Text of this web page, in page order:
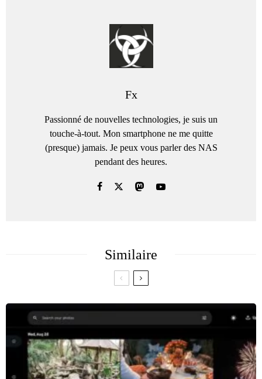
Fx
Passionné de nouvelles technologies, je suis un
touche-à-tout. Mon smartphone ne me quitte
(presque) jamais. Je peux vous parler des NAS
pendant des heures.
Similaire